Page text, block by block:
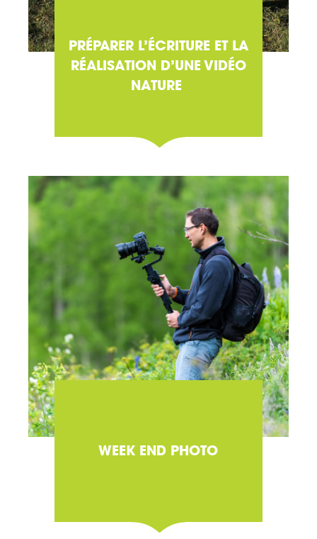
PRÉPARER L’ÉCRITURE ET LA
RÉALISATION D’UNE VIDÉO
NATURE
WEEK END PHOTO